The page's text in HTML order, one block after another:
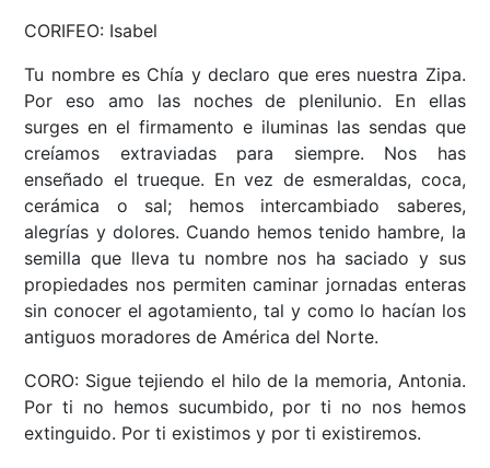
CORIFEO: Isabel
Tu nombre es Chía y declaro que eres nuestra Zipa.
Por eso amo las noches de plenilunio. En ellas
surges en el firmamento e iluminas las sendas que
creíamos extraviadas para siempre. Nos has
enseñado el trueque. En vez de esmeraldas, coca,
cerámica o sal; hemos intercambiado saberes,
alegrías y dolores. Cuando hemos tenido hambre, la
semilla que lleva tu nombre nos ha saciado y sus
propiedades nos permiten caminar jornadas enteras
sin conocer el agotamiento, tal y como lo hacían los
antiguos moradores de América del Norte.
CORO: Sigue tejiendo el hilo de la memoria, Antonia.
Por ti no hemos sucumbido, por ti no nos hemos
extinguido. Por ti existimos y por ti existiremos.